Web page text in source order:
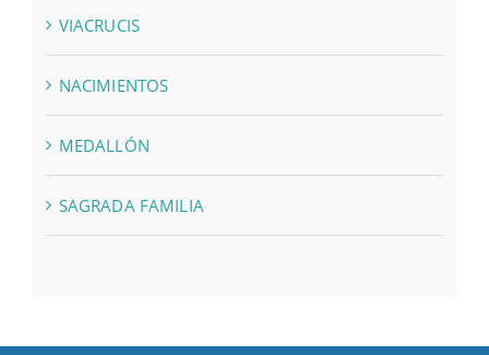
VIACRUCIS
NACIMIENTOS
MEDALLÓN
SAGRADA FAMILIA